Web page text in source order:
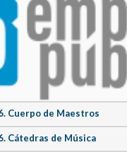
Cuerpo de Maestros
Cátedras de Música